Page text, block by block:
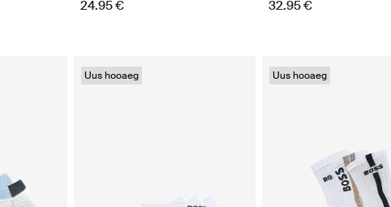
24.95 € 32.95 €
Uus hooaeg Uus hooaeg